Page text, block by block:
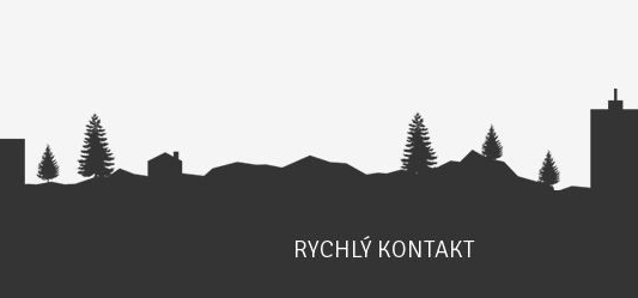
RYCHLÝ KONTAKT